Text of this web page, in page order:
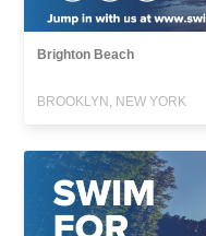
Brighton Beach
BROOKLYN, NEW YORK